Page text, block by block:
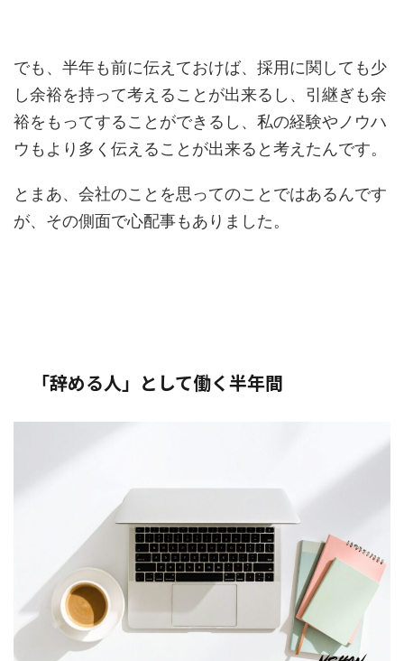
でも、半年も前に伝えておけば、採用に関しても少
し余裕を持って考えることが出来るし、引継ぎも余
裕をもってすることができるし、私の経験やノウハ
ウもより多く伝えることが出来ると考えたんです。
とまあ、会社のことを思ってのことではあるんです
が、その側面で心配事もありました。
「辞める人」として働く半年間